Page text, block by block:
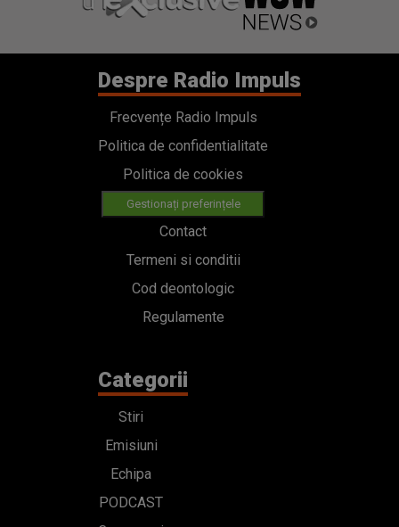
Despre Radio Impuls
Frecvențe Radio Impuls
Politica de confidentialitate
Politica de cookies
Gestionați preferințele
Contact
Termeni si conditii
Cod deontologic
Regulamente
Categorii
Stiri
Emisiuni
Echipa
PODCAST